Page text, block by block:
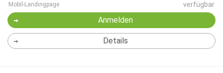
Mobil-Landingpage verfügbar
Anmelden
Details